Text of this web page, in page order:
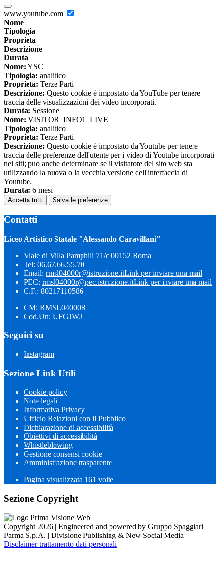
www.youtube.com
Nome
Tipologia
Proprieta
Descrizione
Durata
Nome: YSC
Tipologia: analitico
Proprieta: Terze Parti
Descrizione: Questo cookie è impostato da YouTube per tenere
traccia delle visualizzazioni dei video incorporati.
Durata: Sessione
Nome: VISITOR_INFO1_LIVE
Tipologia: analitico
Proprieta: Terze Parti
Descrizione: Questo cookie è impostato da Youtube per tenere
traccia delle preferenze dell'utente per i video di Youtube incorporati
nei siti; può anche determinare se il visitatore del sito web sta
utilizzando la nuova o la vecchia versione dell'interfaccia di
Youtube.
Durata: 6 mesi
Accetta tutti Salva le preferenze
Contatti
Liceo Artistico Statale "Alessando Caravillani"
Viale di Villa Pamphili 71/c 00152 Roma
Tel: 06.67.66.55.70
Email: rmsl04000r@istruzione.itLink per inviare una mail
PEC: rmsl04000r@pec.istruzione.itLink per inviare una mail
C.F.: 80217110586
CM: RMSL04000R
Cod.Un: UFGJWJ
Seguici su
Instagram
Sezione Link Utili
Cookie policy
Note legali
Informativa Privacy
Ufficio Relazioni con il Pubblico
Dichiarazione di accessibilità
Obiettivi di accessibilità
Whistleblowing
Gestione consensi cookie
Amministrazione trasparente
Pagina visualizzata 161 volte
Sezione Copyright
Copyright 2026 | Engineered and powered by Gruppo Spaggiari
Parma S.p.A. | Divisione Publishing & New Social Media
Disclaimer trattamento dati personali